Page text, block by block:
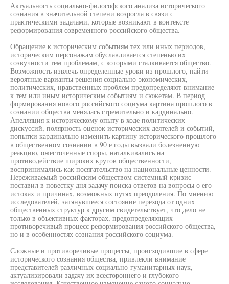
Актуальность социально-философского анализа исторического
сознания в значительной степени возросла в связи с
практическими задачами, которые возникают в контексте
реформирования современного российского общества.
Обращение к историческим событиям тех или иных периодов,
историческим персонажам обуславливается степенью их
созвучности тем проблемам, с которыми сталкивается общество.
Возможность извлечь определенные уроки из прошлого, найти
вероятные варианты решения социально-экономических,
политических, нравственных проблем предопределяют внимание
к тем или иным историческим событиям и сюжетам. В период
формирования нового российского социума картина прошлого в
сознании общества менялась стремительно и кардинально.
Апелляция к историческому опыту в ходе политических
дискуссий, полярность оценок исторических деятелей и событий,
попытки кардинально изменить картину исторического прошлого
в общественном сознании в 90 е годы вызвали болезненную
реакцию, ожесточенные споры, наталкивались на
противодействие широких кругов общественности,
воспринимались как посягательство на национальные ценности.
Переживаемый российским обществом системный кризис
поставил в повестку дня задачу поиска ответов на вопросы о его
истоках и причинах, возможных путях преодоления. По мнению
исследователей, затянувшееся состояние перехода от одних
общественных структур к другим свидетельствует, что дело не
только в объективных факторах, предопределяющих
противоречивый процесс реформирования российского общества,
но и в особенностях сознания российского социума.
Сложные и противоречивые процессы, происходившие в сфере
исторического сознания общества, привлекли внимание
представителей различных социально-гуманитарных наук,
актуализировали задачу их всестороннего и глубокого